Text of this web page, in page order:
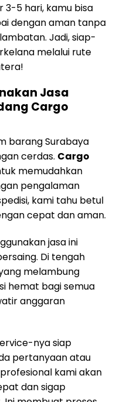
3-5 hari, kamu bisa
dengan aman tanpa
Jadi, siap-
melalui rute
Jasa
Cargo
barang Surabaya
cerdas. Cargo
memudahkan
pengalaman
kami tahu betul
cepat dan aman.
jasa ini
Di tengah
melambung
hemat bagi semua
anggaran
nya siap
pertanyaan atau
kami akan
dan sigap